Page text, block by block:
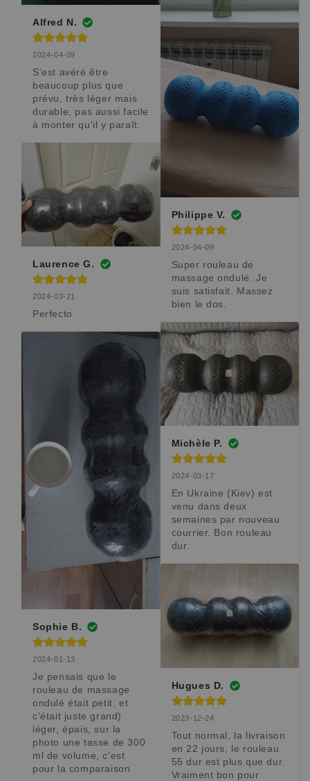
Alfred N.
2024-04-09
S'est avéré être
beaucoup plus que
prévu, très léger mais
durable, pas aussi facile
à monter qu'il y paraît.
Laurence G.
2024-03-21
Perfecto
Sophie B.
2024-01-13
Je pensais que le
rouleau de massage
ondulé était petit, et
c'était juste grand)
léger, épais, sur la
photo une tasse de 300
ml de volume, c'est
pour la comparaison
Philippe V.
2024-04-09
Super rouleau de
massage ondulé. Je
suis satisfait. Massez
bien le dos.
Michèle P.
2024-03-17
En Ukraine (Kiev) est
venu dans deux
semaines par nouveau
courrier. Bon rouleau
dur.
Hugues D.
2023-12-24
Tout normal, la livraison
en 22 jours, le rouleau
55 dur est plus que dur.
Vraiment bon pour